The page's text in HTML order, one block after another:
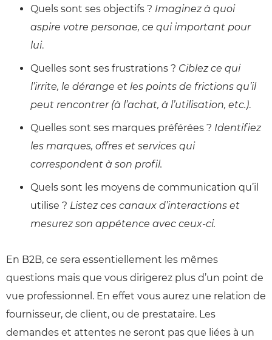
Quels sont ses objectifs ? Imaginez à quoi
aspire votre personae, ce qui important pour
lui.
Quelles sont ses frustrations ? Ciblez ce qui
l’irrite, le dérange et les points de frictions qu’il
peut rencontrer (à l’achat, à l’utilisation, etc.).
Quelles sont ses marques préférées ? Identifiez
les marques, offres et services qui
correspondent à son profil.
Quels sont les moyens de communication qu’il
utilise ? Listez ces canaux d’interactions et
mesurez son appétence avec ceux-ci.
En B2B, ce sera essentiellement les mêmes
questions mais que vous dirigerez plus d’un point de
vue professionnel. En effet vous aurez une relation de
fournisseur, de client, ou de prestataire. Les
demandes et attentes ne seront pas que liées à un